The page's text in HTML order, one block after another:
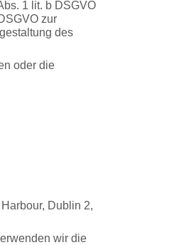
1 lit. b DSGVO
zur
des
oder die
Dublin 2,
wir die